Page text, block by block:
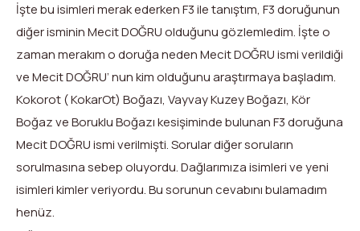
İşte bu isimleri merak ederken F3 ile tanıştım, F3 doruğunun
diğer isminin Mecit DOĞRU olduğunu gözlemledim. İşte o
zaman merakım o doruğa neden Mecit DOĞRU ismi verildiği
ve Mecit DOĞRU’ nun kim olduğunu araştırmaya başladım.
Kokorot ( KokarOt) Boğazı, Vayvay Kuzey Boğazı, Kör
Boğaz ve Boruklu Boğazı kesişiminde bulunan F3 doruğuna
Mecit DOĞRU ismi verilmişti. Sorular diğer soruların
sorulmasına sebep oluyordu. Dağlarımıza isimleri ve yeni
isimleri kimler veriyordu. Bu sorunun cevabını bulamadım
henüz.